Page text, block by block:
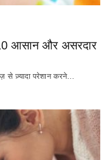
आसान और असरदार
से ज़्यादा परेशान करने…